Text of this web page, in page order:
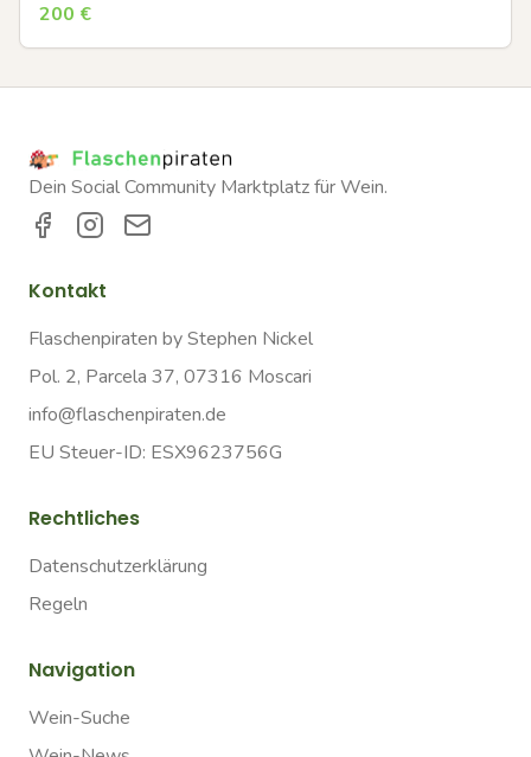
200 €
Dein Social Community Marktplatz für Wein.
Kontakt
Flaschenpiraten by Stephen Nickel
Pol. 2, Parcela 37, 07316 Moscari
info@flaschenpiraten.de
EU Steuer-ID: ESX9623756G
Rechtliches
Datenschutzerklärung
Regeln
Navigation
Wein-Suche